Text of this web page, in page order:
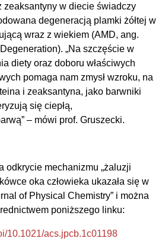
zeaksantyny w diecie świadczy
degeneracją plamki żółtej w
wraz z wiekiem (AMD, ang.
„Na szczęście w
diety oraz doboru właściwych
pomaga nam zmysł wzroku, na
i zeaksantyna, jako barwniki
się ciepłą,
– mówi prof. Gruszecki.
odkrycie mechanizmu „żaluzji
oka człowieka ukazała się w
of Physical Chemistry” i można
poniższego linku:
10.1021/acs.jpcb.1c01198